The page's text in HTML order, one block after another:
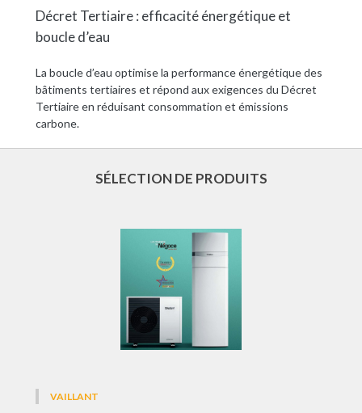
Décret Tertiaire : efficacité énergétique et
boucle d’eau
La boucle d’eau optimise la performance énergétique des
bâtiments tertiaires et répond aux exigences du Décret
Tertiaire en réduisant consommation et émissions
carbone.
SÉLECTION DE PRODUITS
VAILLANT